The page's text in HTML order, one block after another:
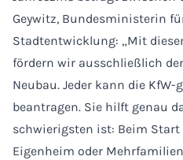
Geywitz, Bundesministerin
Stadtentwicklung: „Mit
fördern wir ausschließlich
Neubau. Jeder kann die
beantragen. Sie hilft genau
schwierigsten ist: Beim
Eigenheim oder